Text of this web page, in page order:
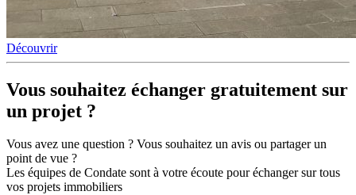
Découvrir
Vous souhaitez échanger gratuitement sur
un projet ?
Vous avez une question ? Vous souhaitez un avis ou partager un
point de vue ?
Les équipes de Condate sont à votre écoute pour échanger sur tous
vos projets immobiliers